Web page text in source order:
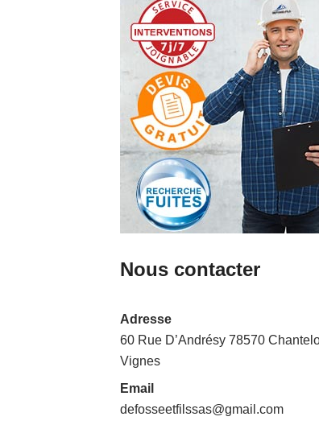
Nous contacter
Adresse
60 Rue D’Andrésy 78570
Vignes
Email
defosseetfilssas@gmail.com